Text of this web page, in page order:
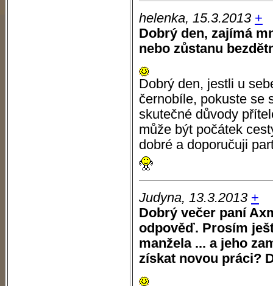
helenka, 15.3.2013 +
Dobrý den, zajímá
nebo zůstanu
Dobrý den, jestli u
černobíle, pokuste se
skutečné důvody
může být počátek
dobré a doporučuji
Judyna, 13.3.2013 +
Dobrý večer paní
odpověď. Prosím
manžela ... a jeho
získat novou práci?